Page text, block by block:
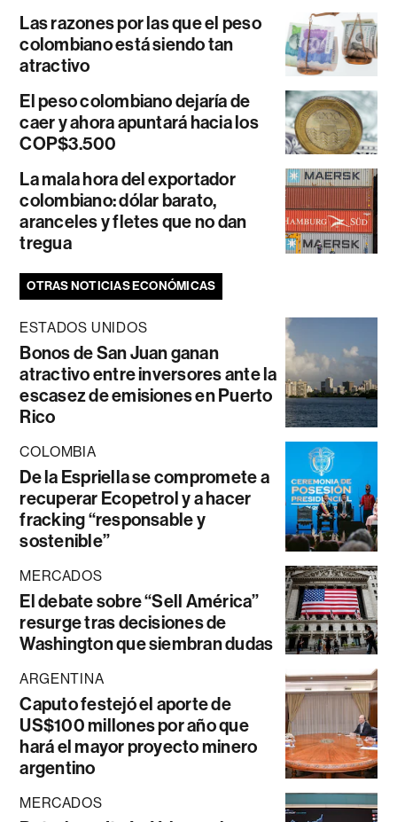
Las razones por las que el peso
colombiano está siendo tan
atractivo
El peso colombiano dejaría de
caer y ahora apuntará hacia los
COP$3.500
La mala hora del exportador
colombiano: dólar barato,
aranceles y fletes que no dan
tregua
OTRAS NOTICIAS ECONÓMICAS
ESTADOS UNIDOS
Bonos de San Juan ganan
atractivo entre inversores ante la
escasez de emisiones en Puerto
Rico
COLOMBIA
De la Espriella se compromete a
recuperar Ecopetrol y a hacer
fracking “responsable y
sostenible”
MERCADOS
El debate sobre “Sell América”
resurge tras decisiones de
Washington que siembran dudas
ARGENTINA
Caputo festejó el aporte de
US$100 millones por año que
hará el mayor proyecto minero
argentino
MERCADOS